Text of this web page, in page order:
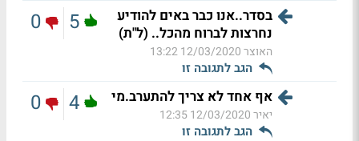
בסדר..אנו כבר באים להודיע
נחרצות לברוח מהכל.. (ל"ת)
האוצר12/03/2020 13:22
הגב לתגובה זו
5
0
אף אחד לא צריך להתערב.מי
יאיר12/03/2020 12:35
הגב לתגובה זו
4
0